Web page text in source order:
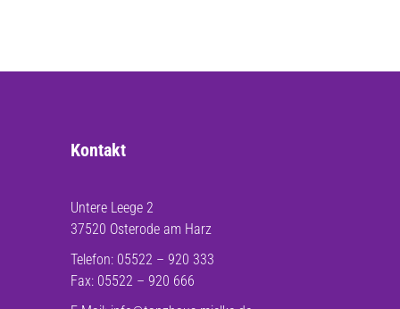
Kontakt
Untere Leege 2
37520 Osterode am Harz
Telefon: 05522 – 920 333
Fax: 05522 – 920 666